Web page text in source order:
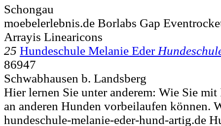
Schongau
moebelerlebnis.de Borlabs Gap
Arrayis Linearicons
25 Hundeschule Melanie Eder
86947
Schwabhausen b. Landsberg
Hier lernen Sie unter anderem: Wie Sie
an anderen Hunden vorbeilaufen können.
hundeschule-melanie-eder-hund-artig.de